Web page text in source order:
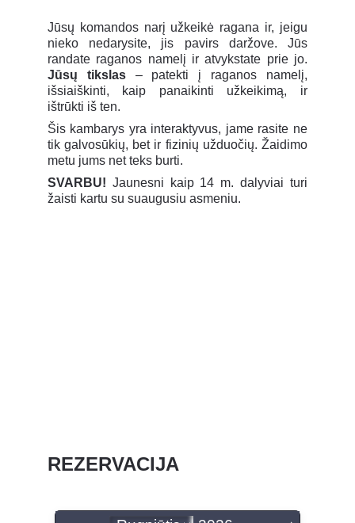
REZERVACIJA
Jūsų komandos narį užkeikė ragana ir, jeigu
nieko nedarysite, jis pavirs daržove. Jūs
randate raganos namelį ir atvykstate prie jo.
Jūsų tikslas– patekti į raganos namelį,
išsiaiškinti, kaip panaikinti užkeikimą, ir
ištrūkti iš ten.
Šis kambarys yra interaktyvus, jame rasite ne
tik galvosūkių, bet ir fizinių užduočių. Žaidimo
metu jums net teks burti.
SVARBU! Jaunesni kaip 14 m. dalyviai turi
žaisti kartu su suaugusiu asmeniu.